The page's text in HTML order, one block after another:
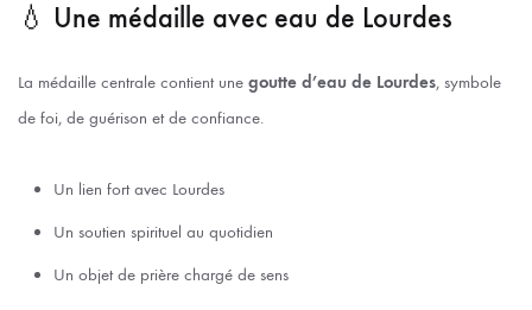
💧 Une médaille avec eau de Lourdes
La médaille centrale contient une goutte d’eau de Lourdes, symbole
de foi, de guérison et de confiance.
Un lien fort avec Lourdes
Un soutien spirituel au quotidien
Un objet de prière chargé de sens